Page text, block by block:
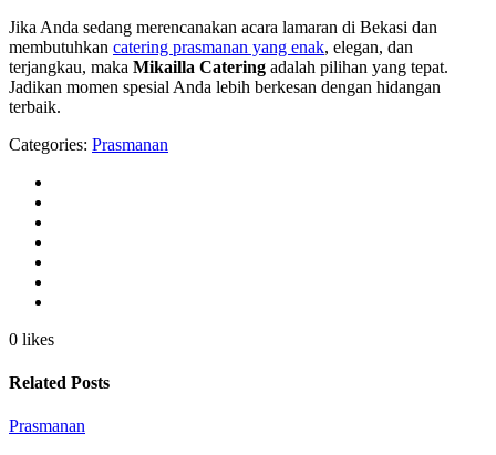
Jika Anda sedang merencanakan acara lamaran di Bekasi dan
membutuhkan catering prasmanan yang enak, elegan, dan
terjangkau, maka Mikailla Catering adalah pilihan yang tepat.
Jadikan momen spesial Anda lebih berkesan dengan hidangan
terbaik.
Categories: Prasmanan
0 likes
Related Posts
Prasmanan